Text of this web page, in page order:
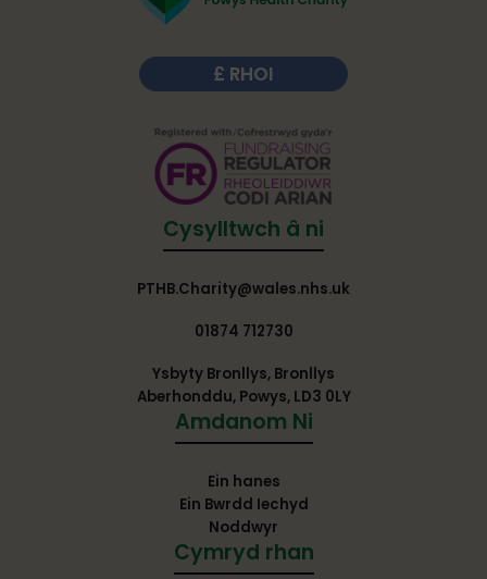
RHOI
Cysylltwch â ni
PTHB.Charity@wales.nhs.uk
01874 712730
Ysbyty Bronllys, Bronllys
Aberhonddu, Powys, LD3 0LY
Amdanom Ni
Ein hanes
Ein Bwrdd Iechyd
Noddwyr
Cymryd rhan